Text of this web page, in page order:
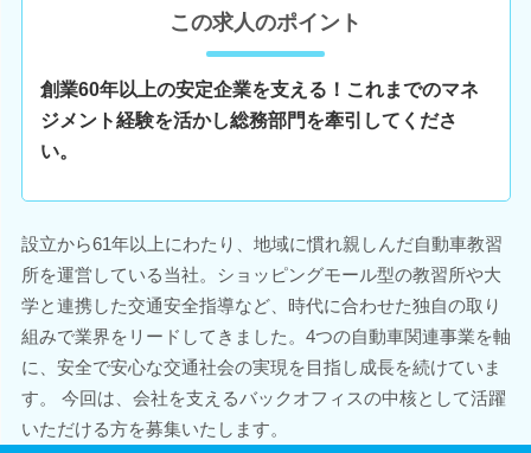
この求人のポイント
創業60年以上の安定企業を支える！これまでのマネ
ジメント経験を活かし総務部門を牽引してくださ
い。
設立から61年以上にわたり、地域に慣れ親しんだ自動車教習
所を運営している当社。ショッピングモール型の教習所や大
学と連携した交通安全指導など、時代に合わせた独自の取り
組みで業界をリードしてきました。4つの自動車関連事業を軸
に、安全で安心な交通社会の実現を目指し成長を続けていま
す。 今回は、会社を支えるバックオフィスの中核として活躍
いただける方を募集いたします。